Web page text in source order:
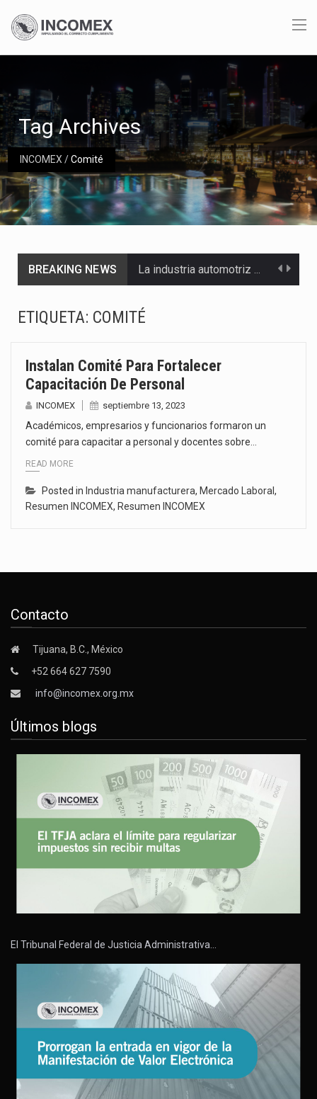
INCOMEX/Comité
Tag Archives
BREAKING NEWS
La industria manufacturera de exportación afiliada a Index en Nuevo León ha alcanzado hasta 10%…
El superávit comercial de México con Estados Unidos alcanzó 102,581 millones de dólares (mdd) en…
ETIQUETA: COMITÉ
Instalan Comité Para Fortalecer
Capacitación De Personal
INCOMEX septiembre 13, 2023
Académicos, empresarios y funcionarios formaron un
comité para capacitar a personal y docentes sobre…
READ MORE
Posted in Industria manufacturera, Mercado Laboral,
Resumen INCOMEX, Resumen INCOMEX
Contacto
Tijuana, B.C., México
+52 664 627 7590
info@incomex.org.mx
Últimos blogs
El Tribunal Federal de Justicia Administrativa…